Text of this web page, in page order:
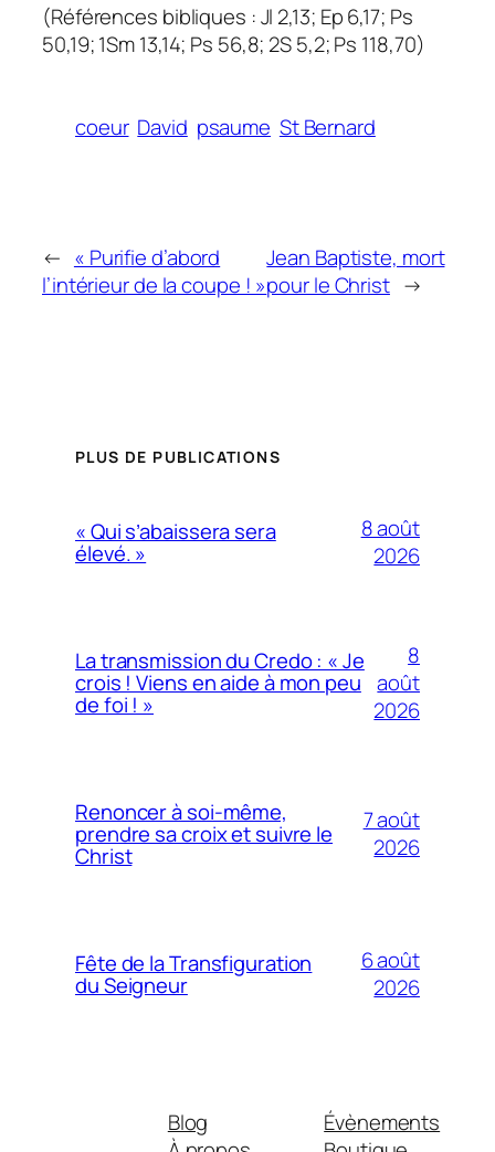
(Références bibliques : Jl 2,13; Ep 6,17; Ps
50,19; 1Sm 13,14; Ps 56,8; 2S 5,2; Ps 118,70)
coeur David psaume St Bernard
← « Purifie d’abord
l’intérieur de la coupe ! »
Jean Baptiste, mort
pour le Christ →
PLUS DE PUBLICATIONS
« Qui s’abaissera sera
élevé. »
8 août
2026
La transmission du Credo : « Je
crois ! Viens en aide à mon peu
de foi ! »
8
août
2026
Renoncer à soi-même,
prendre sa croix et suivre le
Christ
7 août
2026
Fête de la Transfiguration
du Seigneur
6 août
2026
Blog
Évènements